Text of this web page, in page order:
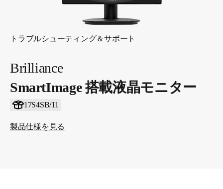
トラブルシューティング＆サポート
Brilliance
SmartImage 搭載液晶モニター
17S4SB/11
製品仕様を見る